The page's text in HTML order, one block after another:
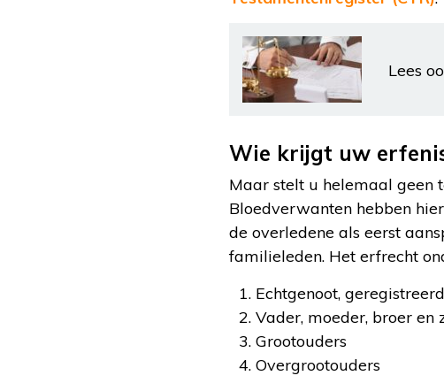
Lees
Wie krijgt uw
Maar stelt u helemaal geen
Bloedverwanten hebben
de overledene als eerst
familieleden. Het erfrecht
Echtgenoot,
Vader, moeder, broer en
Grootouders
Overgrootouders